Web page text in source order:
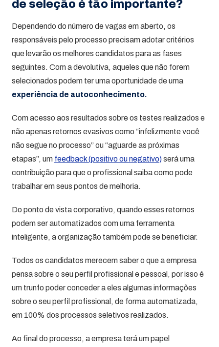
de seleção é tão importante?
Dependendo do número de vagas em aberto, os
responsáveis pelo processo precisam adotar critérios
que levarão os melhores candidatos para as fases
seguintes. Com a devolutiva, aqueles que não forem
selecionados podem ter uma oportunidade de uma
experiência de autoconhecimento.
Com acesso aos resultados sobre os testes realizados e
não apenas retornos evasivos como “infelizmente você
não segue no processo” ou “aguarde as próximas
etapas”, um feedback (positivo ou negativo)será uma
contribuição para que o profissional saiba como pode
trabalhar em seus pontos de melhoria.
Do ponto de vista corporativo, quando esses retornos
podem ser automatizados com uma ferramenta
inteligente, a organização também pode se beneficiar.
Todos os candidatos merecem saber o que a empresa
pensa sobre o seu perfil profissional e pessoal, por isso é
um trunfo poder conceder a eles algumas informações
sobre o seu perfil profissional, de forma automatizada,
em 100% dos processos seletivos realizados.
Ao final do processo, a empresa terá um papel